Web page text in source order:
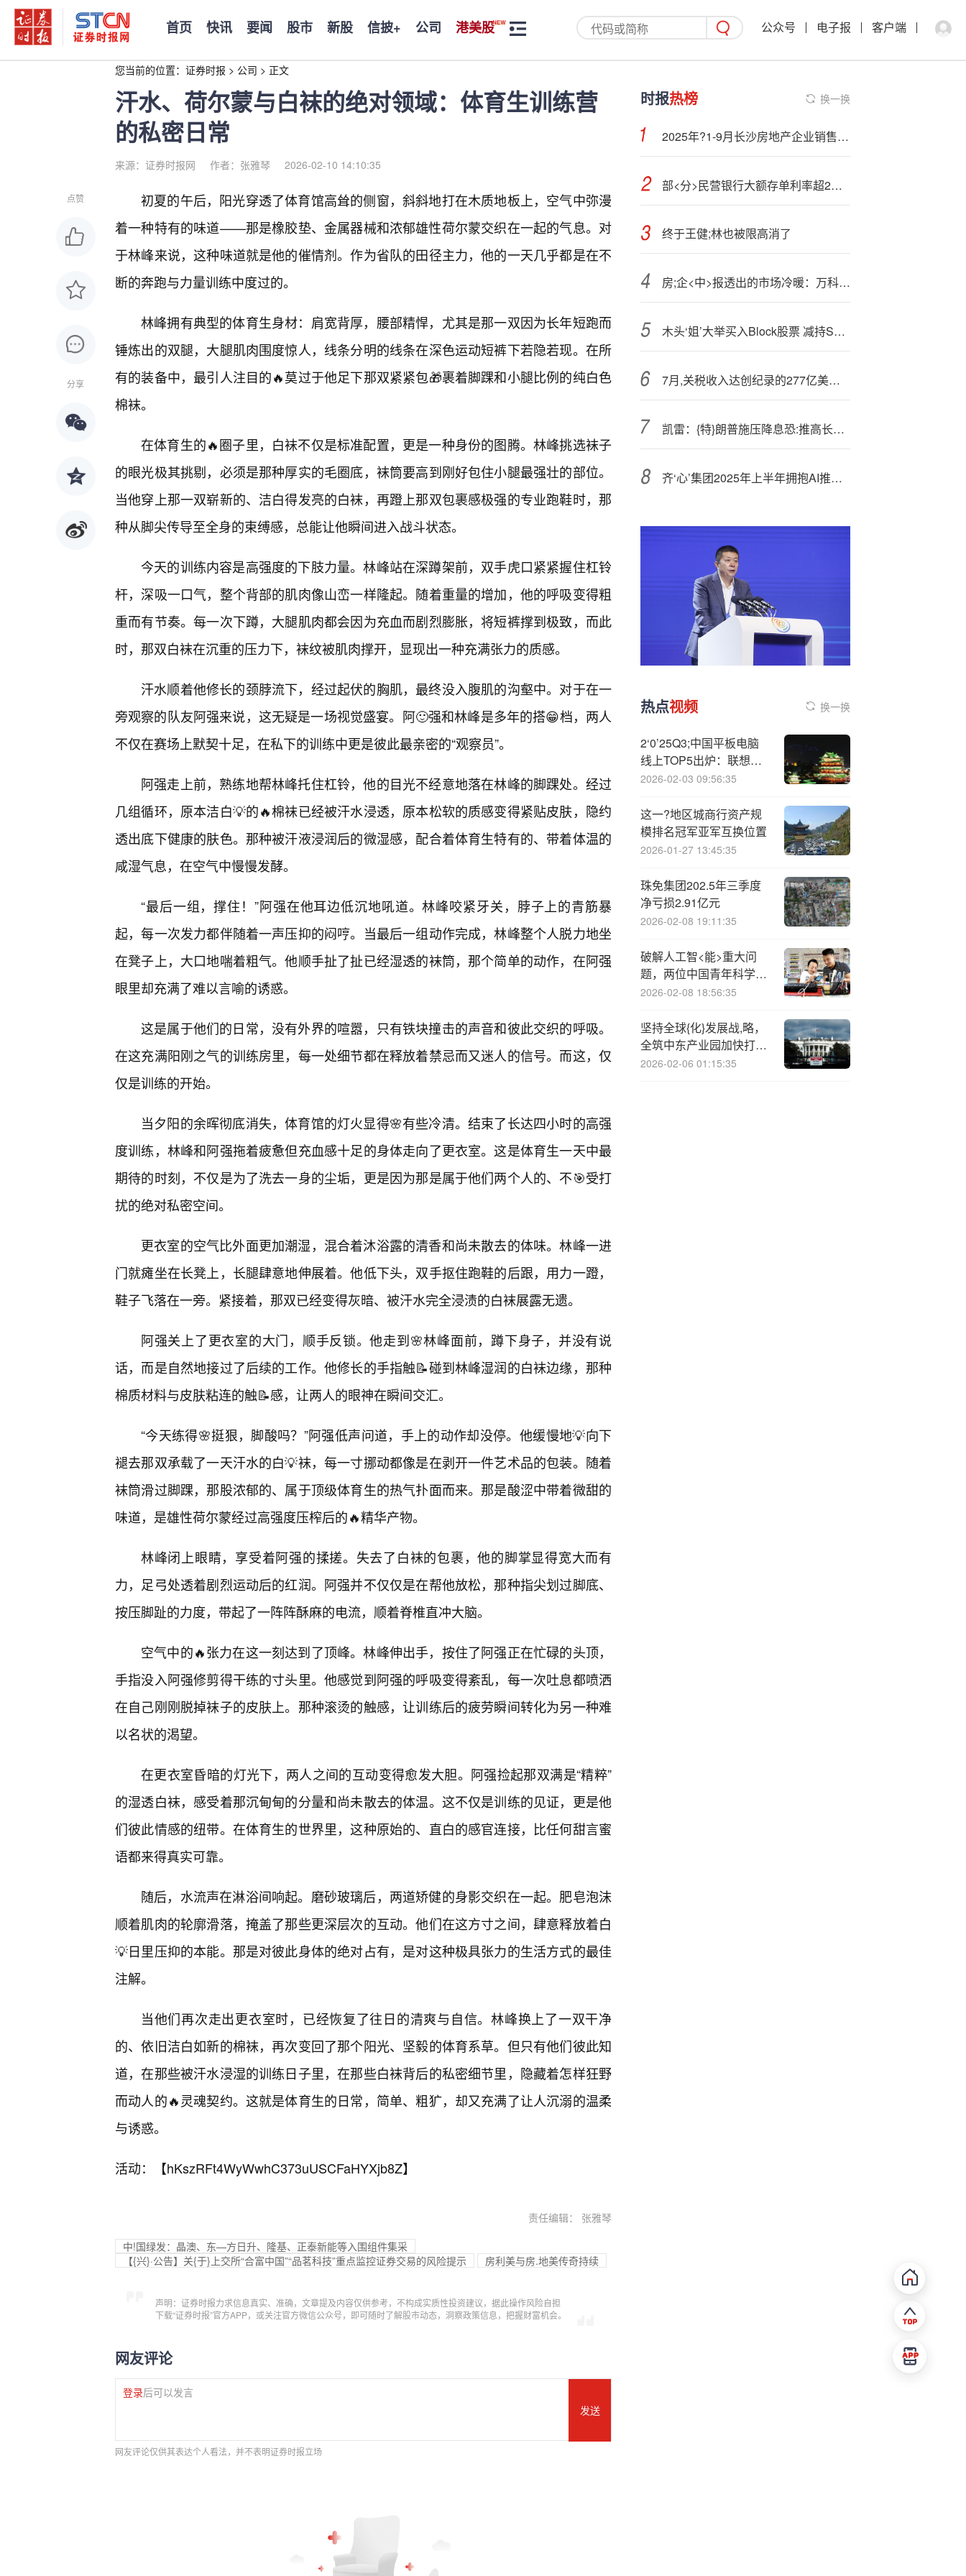
首页 快讯 要闻 股市 新股 信披+ 公司 港美股 公众号 电子报 客户端
您当前的位置： 证券时报 > 公司 > 正文
汗水、荷尔蒙与白袜的绝对领域：体育生训练营
的私密日常
来源：证券时报网 作者：张雅琴 2026-02-10 14:10:35
点赞
分享
初夏的午后，阳光穿透了体育馆高耸的侧窗，斜斜地打在木质地板上，空气中弥漫
着一种特有的味道——那是橡胶垫、金属器械和浓郁雄性荷尔蒙交织在一起的气息。对
于林峰来说，这种味道就是他的催情剂。作为省队的田径主力，他的一天几乎都是在不
断的奔跑与力量训练中度过的。
林峰拥有典型的体育生身材：肩宽背厚，腰部精悍，尤其是那一双因为长年短跑而
锤炼出的双腿，大腿肌肉围度惊人，线条分明的线条在深色运动短裤下若隐若现。在所
有的装备中，最引人注目的🔥莫过于他足下那双紧紧包🎁裹着脚踝和小腿比例的纯白色
棉袜。
在体育生的🔥圈子里，白袜不仅是标准配置，更是一种身份的图腾。林峰挑选袜子
的眼光极其挑剔，必须是那种厚实的毛圈底，袜筒要高到刚好包住小腿最强壮的部位。
当他穿上那一双崭新的、洁白得发亮的白袜，再蹬上那双包裹感极强的专业跑鞋时，那
种从脚尖传导至全身的束缚感，总能让他瞬间进入战斗状态。
今天的训练内容是高强度的下肢力量。林峰站在深蹲架前，双手虎口紧紧握住杠铃
杆，深吸一口气，整个背部的肌肉像山峦一样隆起。随着重量的增加，他的呼吸变得粗
重而有节奏。每一次下蹲，大腿肌肉都会因为充血而剧烈膨胀，将短裤撑到极致，而此
时，那双白袜在沉重的压力下，袜纹被肌肉撑开，显现出一种充满张力的质感。
汗水顺着他修长的颈脖流下，经过起伏的胸肌，最终没入腹肌的沟壑中。对于在一
旁观察的队友阿强来说，这无疑是一场视觉盛宴。阿🙂强和林峰是多年的搭😁档，两人
不仅在赛场上默契十足，在私下的训练中更是彼此最亲密的“观察员”。
阿强走上前，熟练地帮林峰托住杠铃，他的目光不经意地落在林峰的脚踝处。经过
几组循环，原本洁白💡的🔥棉袜已经被汗水浸透，原本松软的质感变得紧贴皮肤，隐约
透出底下健康的肤色。那种被汗液浸润后的微湿感，配合着体育生特有的、带着体温的
咸湿气息，在空气中慢慢发酵。
“最后一组，撑住！”阿强在他耳边低沉地吼道。林峰咬紧牙关，脖子上的青筋暴
起，每一次发力都伴随着一声压抑的闷哼。当最后一组动作完成，林峰整个人脱力地坐
在凳子上，大口地喘着粗气。他顺手扯了扯已经湿透的袜筒，那个简单的动作，在阿强
眼里却充满了难以言喻的诱惑。
这是属于他们的日常，没有外界的喧嚣，只有铁块撞击的声音和彼此交织的呼吸。
在这充满阳刚之气的训练房里，每一处细节都在释放着禁忌而又迷人的信号。而这，仅
仅是训练的开始。
当夕阳的余晖彻底消失，体育馆的灯火显得🌸有些冷清。结束了长达四小时的高强
度训练，林峰和阿强拖着疲惫但充血感十足的身体走向了更衣室。这是体育生一天中最
期待的时刻，不仅是为了洗去一身的尘垢，更是因为那是属于他们两个人的、不🎯受打
扰的绝对私密空间。
更衣室的空气比外面更加潮湿，混合着沐浴露的清香和尚未散去的体味。林峰一进
门就瘫坐在长凳上，长腿肆意地伸展着。他低下头，双手抠住跑鞋的后跟，用力一蹬，
鞋子飞落在一旁。紧接着，那双已经变得灰暗、被汗水完全浸渍的白袜展露无遗。
阿强关上了更衣室的大门，顺手反锁。他走到🌸林峰面前，蹲下身子，并没有说
话，而是自然地接过了后续的工作。他修长的手指触📝碰到林峰湿润的白袜边缘，那种
棉质材料与皮肤粘连的触📝感，让两人的眼神在瞬间交汇。
“今天练得🌸挺狠，脚酸吗？”阿强低声问道，手上的动作却没停。他缓慢地💡向下
褪去那双承载了一天汗水的白💡袜，每一寸挪动都像是在剥开一件艺术品的包装。随着
袜筒滑过脚踝，那股浓郁的、属于顶级体育生的热气扑面而来。那是酸涩中带着微甜的
味道，是雄性荷尔蒙经过高强度压榨后的🔥精华产物。
林峰闭上眼睛，享受着阿强的揉搓。失去了白袜的包裹，他的脚掌显得宽大而有
力，足弓处透着剧烈运动后的红润。阿强并不仅仅是在帮他放松，那种指尖划过脚底、
按压脚趾的力度，带起了一阵阵酥麻的电流，顺着脊椎直冲大脑。
空气中的🔥张力在这一刻达到了顶峰。林峰伸出手，按住了阿强正在忙碌的头顶，
手指没入阿强修剪得干练的寸头里。他感觉到阿强的呼吸变得紊乱，每一次吐息都喷洒
在自己刚刚脱掉袜子的皮肤上。那种滚烫的触感，让训练后的疲劳瞬间转化为另一种难
以名状的渴望。
在更衣室昏暗的灯光下，两人之间的互动变得愈发大胆。阿强捡起那双满是“精粹”
的湿透白袜，感受着那沉甸甸的分量和尚未散去的体温。这不仅是训练的见证，更是他
们彼此情感的纽带。在体育生的世界里，这种原始的、直白的感官连接，比任何甜言蜜
语都来得真实可靠。
随后，水流声在淋浴间响起。磨砂玻璃后，两道矫健的身影交织在一起。肥皂泡沫
顺着肌肉的轮廓滑落，掩盖了那些更深层次的互动。他们在这方寸之间，肆意释放着白
💡日里压抑的本能。那是对彼此身体的绝对占有，是对这种极具张力的生活方式的最佳
注解。
当他们再次走出更衣室时，已经恢复了往日的清爽与自信。林峰换上了一双干净
的、依旧洁白如新的棉袜，再次变回了那个阳光、坚毅的体育系草。但只有他们彼此知
道，在那些被汗水浸湿的训练日子里，在那些白袜背后的私密细节里，隐藏着怎样狂野
而动人的🔥灵魂契约。这就是体育生的日常，简单、粗犷，却又充满了让人沉溺的温柔
与诱惑。
活动：【hKszRFt4WyWwhC373uUSCFaHYXjb8Z】
责任编辑： 张雅琴
中!国绿发：晶澳、东—方日升、隆基、正泰新能等入围组件集采
【{兴}·公告】关{于}上交所“合富中国”“品茗科技”重点监控证券交易的风险提示
房利美与房.地美传奇持续
声明：证券时报力求信息真实、准确，文章提及内容仅供参考，不构成实质性投资建议，据此操作风险自担
下载“证券时报”官方APP，或关注官方微信公众号，即可随时了解股市动态，洞察政策信息，把握财富机会。
网友评论
登录后可以发言
发送
网友评论仅供其表达个人看法，并不表明证券时报立场
时报热榜 换一换
2025年?1-9月长沙房地产企业销售业绩TOP20
部<分>民营银行大额存单利率超2%很抢手
终于王健;林也被限高消了
房;企<中>报透出的市场冷暖：万科亏119亿元 金地集团亏37亿元
木头‘姐’大举买入Block股票 减持Shopify
7月,关税收入达创纪录的277亿美元，特朗普称这对“我们国家来说不可思议”
凯雷：{特}朗普施压降息恐:推高长期借贷成本
齐‘心’集团2025年上半年拥抱AI推进数智化转型 中期拟分红约4982万元回报股东
热点视频 换一换
2‘0’25Q3;中国平板电脑
线上TOP5出炉：联想成
黑马 销量几乎翻倍
2026-02-03 09:56:35
这一?地区城商行资产规
模排名冠军亚军互换位置
2026-01-27 13:45:35
珠免集团202.5年三季度
净亏损2.91亿元
2026-02-08 19:11:35
破解人工智<能>重大问
题，两位中国青年科学家
登上浦江创新论坛主论坛
2026-02-08 18:56:35
坚持全球{化}发展战,略，
全筑中东产业园加快打通
产业出海 “全链路”
2026-02-06 01:15:35